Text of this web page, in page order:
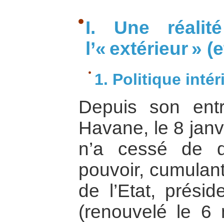
I. Une
l’« extérieur »
1. Politique
Depuis son
Havane, le 8
n’a cessé de
pouvoir,
de l’Etat,
(renouvelé le 6